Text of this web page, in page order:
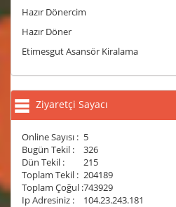
Hazır Dönercim
Hazır Döner
Etimesgut Asansör Kiralama
Ziyaretçi Sayacı
Online Sayısı : 5
Bugün Tekil :
326
Dün Tekil :
215
Toplam Tekil : 204189
Toplam Çoğul :743929
Ip Adresiniz :
104.23.243.181